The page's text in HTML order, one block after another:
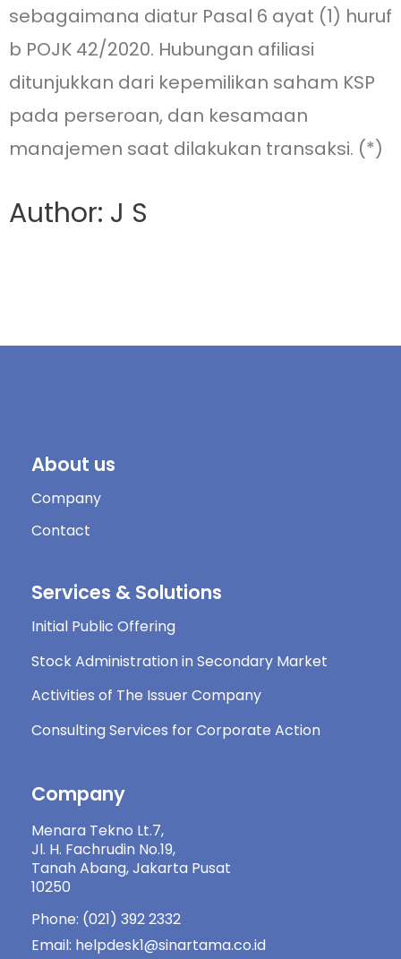
sebagaimana diatur Pasal 6 ayat (1) huruf
b POJK 42/2020. Hubungan afiliasi
ditunjukkan dari kepemilikan saham KSP
pada perseroan, dan kesamaan
manajemen saat dilakukan transaksi. (*)
Author: J S
About us
Company
Contact
Services & Solutions
Initial Public Offering
Stock Administration in Secondary Market
Activities of The Issuer Company
Consulting Services for Corporate Action
Company
Menara Tekno Lt.7,
Jl. H. Fachrudin No.19,
Tanah Abang, Jakarta Pusat
10250
Phone: (021) 392 2332
Email: helpdesk1@sinartama.co.id